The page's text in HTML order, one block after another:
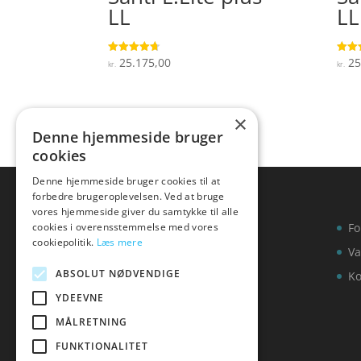
LL
Vurderet
4.7
kr. 25.175,00
4.3
kr.
×
Denne hjemmeside bruger
cookies
Denne hjemmeside bruger cookies til at
forbedre brugeroplevelsen. Ved at bruge
vores hjemmeside giver du samtykke til alle
cookies i overensstemmelse med vores
cookiepolitik. Læs mere
ABSOLUT NØDVENDIGE
YDEEVNE
MÅLRETNING
FUNKTIONALITET